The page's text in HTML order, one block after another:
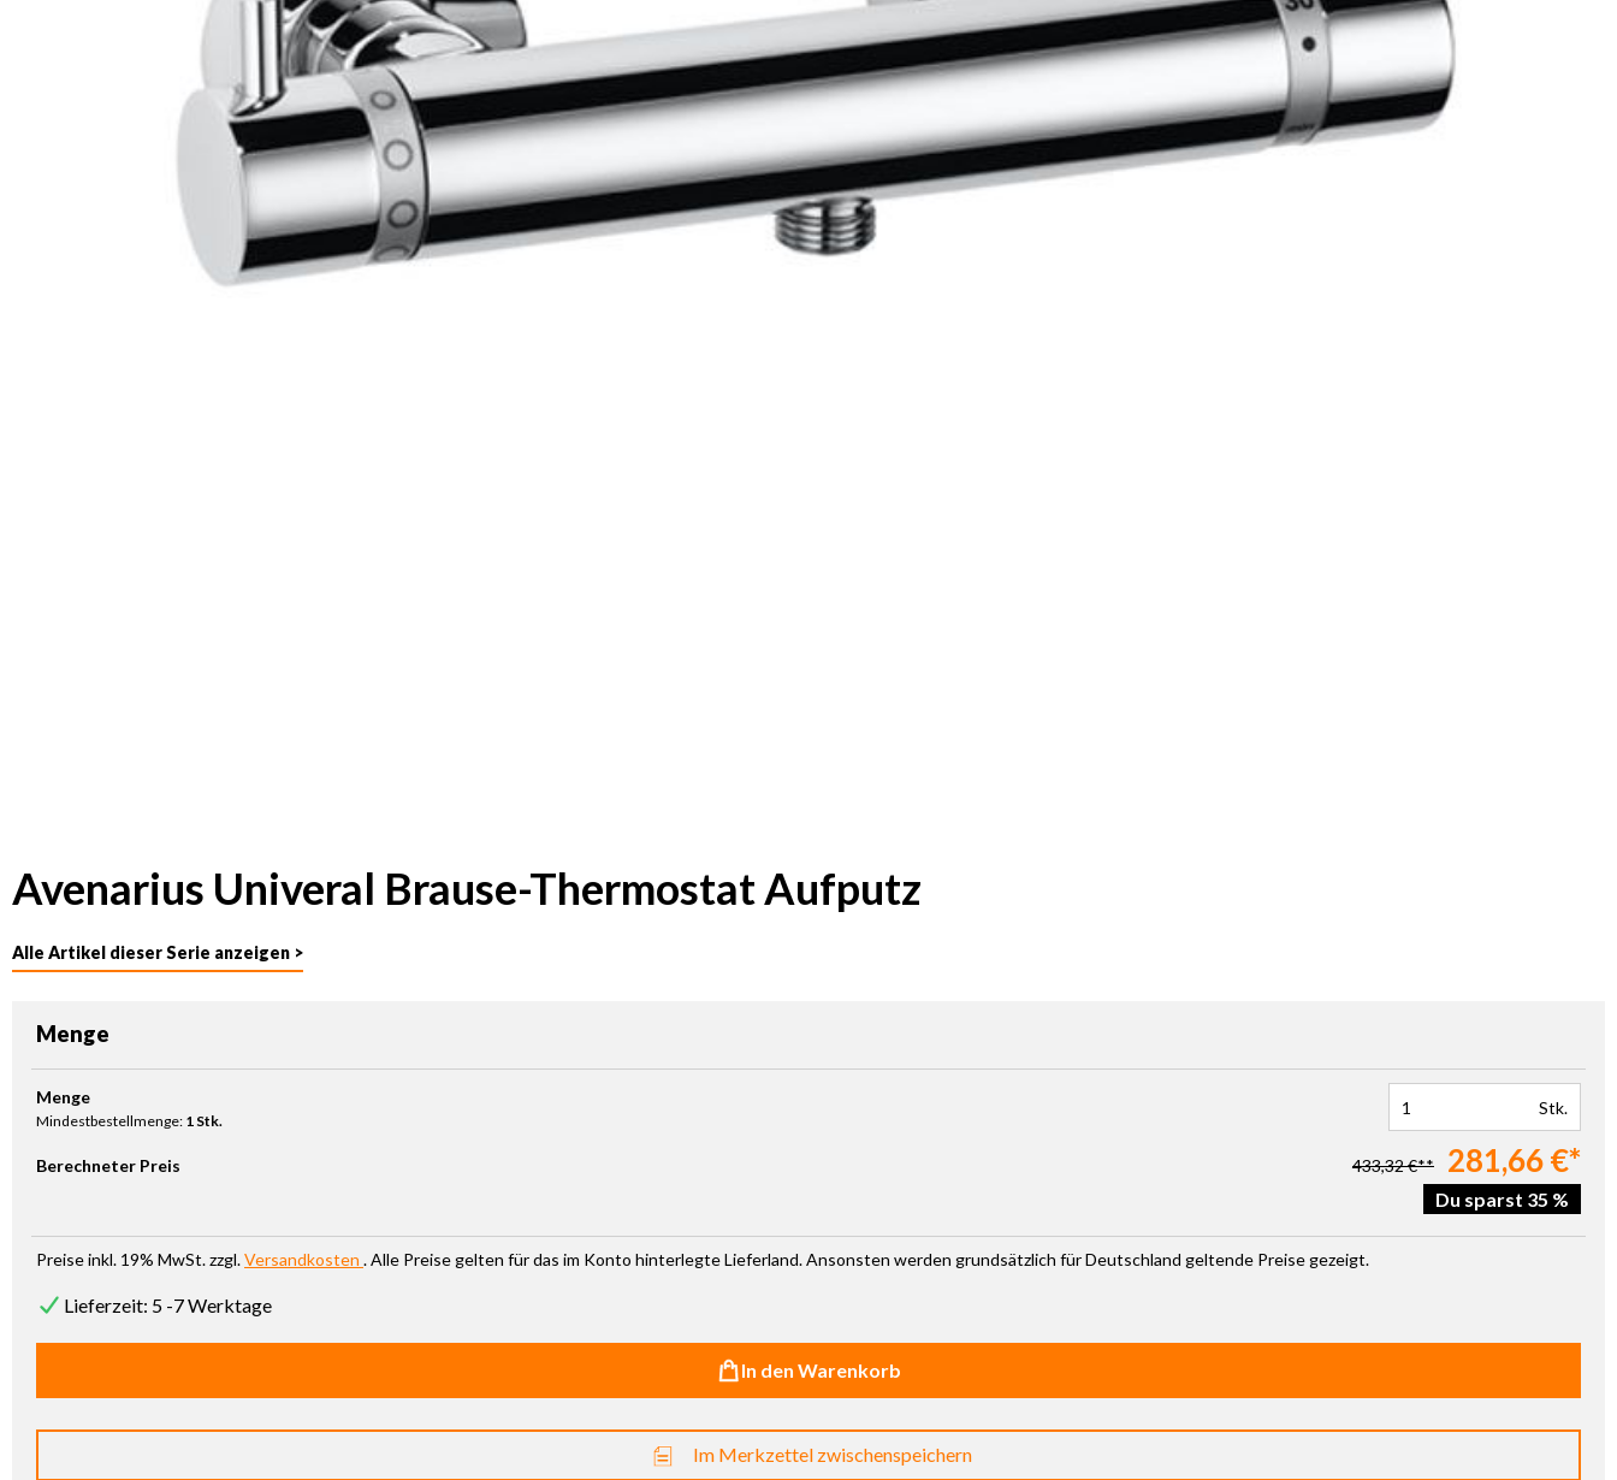
Avenarius Univeral Brause-Thermostat Aufputz
Alle Artikel dieser Serie anzeigen >
Menge
Produkt Anzahl: Gib den gewünschten Wert ein oder benutze die Schaltflächen um die Anzahl zu erhöhen oder zu reduzieren.
Menge
Mindestbestellmenge: 1 Stk.
Stk.
Berechneter Preis 433,32 €** 281,66 €*
Du sparst 35 %
Preise inkl. 19% MwSt. zzgl.Versandkosten . Alle Preise gelten für das im Konto hinterlegte Lieferland. Ansonsten werden grundsätzlich für Deutschland geltende Preise gezeigt.
Lieferzeit: 5 -7 Werktage
In den Warenkorb
Im Merkzettel zwischenspeichern